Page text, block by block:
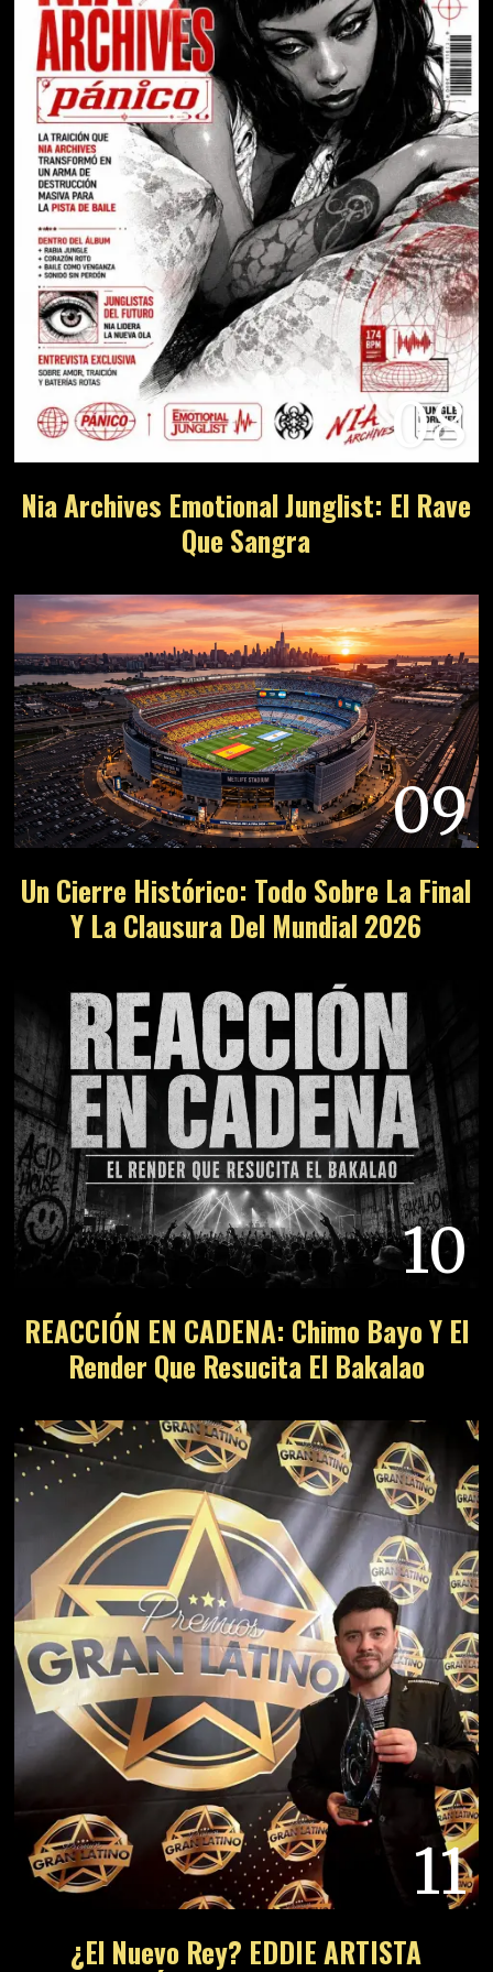
Que Sangra
09
Un Cierre Histórico: Todo Sobre La Final
Y La Clausura Del Mundial 2026
10
REACCIÓN EN CADENA: Chimo Bayo Y El
11
¿El Nuevo Rey? EDDIE ARTISTA
PORTUGUÉS PREMIOS GRAN LATINO
2026
12
Kmat: ¡El Nuevo Fenómeno Del Amapiano
Que Debes Empezar A Escuchar Ya!
13
ES FIABLE COMPRAR EN BAX-SHOP.ES
14
MASTODON ANUNCIA SU NUEVO DISCO:
¿Fin De Una Era?